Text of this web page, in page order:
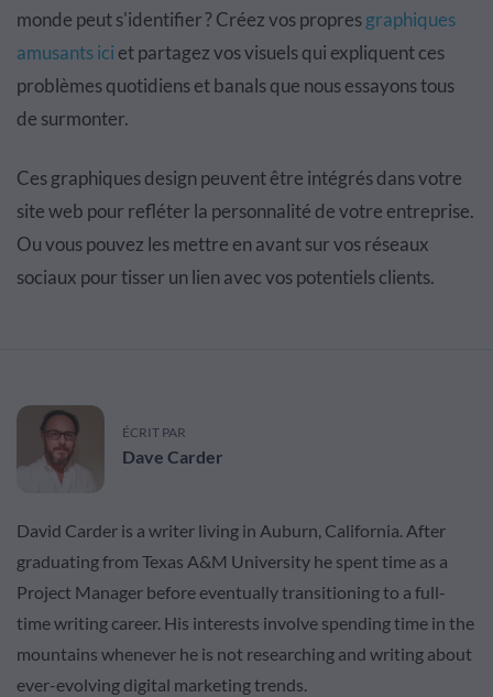
monde peut s'identifier ? Créez vos propresgraphiques
amusants ici et partagez vos visuels qui expliquent ces
problèmes quotidiens et banals que nous essayons tous
de surmonter.
Ces graphiques design peuvent être intégrés dans votre
site web pour refléter la personnalité de votre entreprise.
Ou vous pouvez les mettre en avant sur vos réseaux
sociaux pour tisser un lien avec vos potentiels clients.
ÉCRIT PAR
Dave Carder
David Carder is a writer living in Auburn, California. After
graduating from Texas A&M University he spent time as a
Project Manager before eventually transitioning to a full-
time writing career. His interests involve spending time in the
mountains whenever he is not researching and writing about
ever-evolving digital marketing trends.